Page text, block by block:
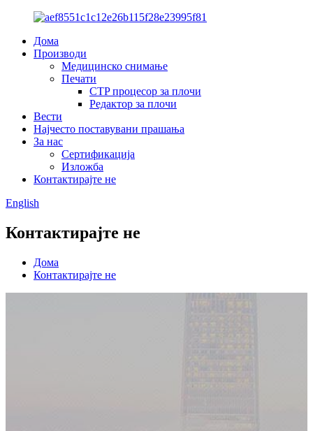
Дома
Производи
Медицинско снимање
Печати
CTP процесор за плочи
Редактор за плочи
Вести
Најчесто поставувани прашања
За нас
Сертификација
Изложба
Контактирајте не
English
Контактирајте не
Дома
Контактирајте не